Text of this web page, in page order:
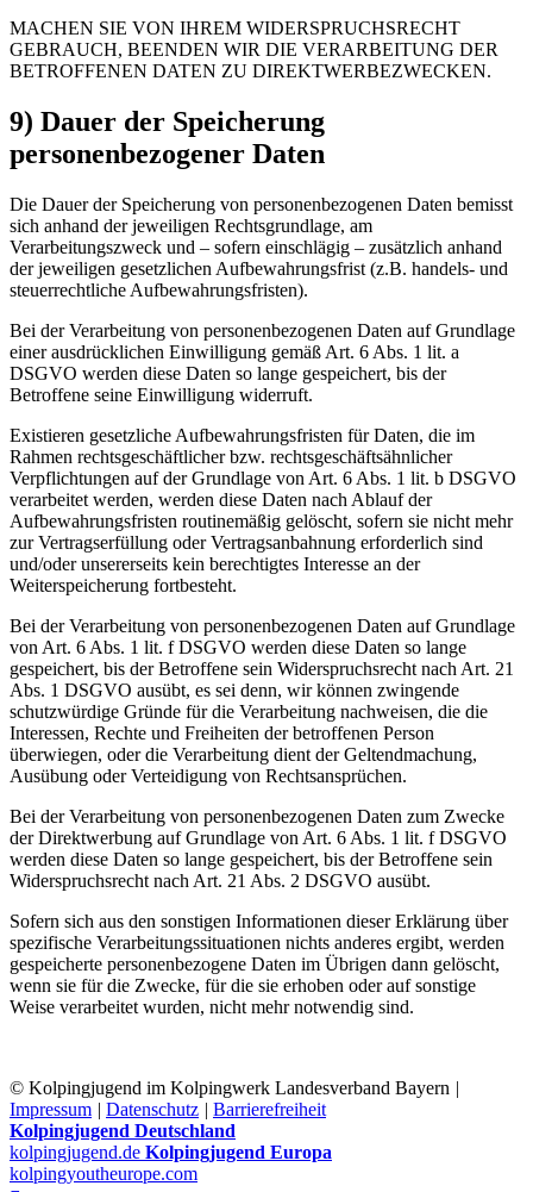
MACHEN SIE VON IHREM WIDERSPRUCHSRECHT
GEBRAUCH, BEENDEN WIR DIE VERARBEITUNG DER
BETROFFENEN DATEN ZU DIREKTWERBEZWECKEN.
9) Dauer der Speicherung
personenbezogener Daten
Die Dauer der Speicherung von personenbezogenen Daten bemisst
sich anhand der jeweiligen Rechtsgrundlage, am
Verarbeitungszweck und – sofern einschlägig – zusätzlich anhand
der jeweiligen gesetzlichen Aufbewahrungsfrist (z.B. handels- und
steuerrechtliche Aufbewahrungsfristen).
Bei der Verarbeitung von personenbezogenen Daten auf Grundlage
einer ausdrücklichen Einwilligung gemäß Art. 6 Abs. 1 lit. a
DSGVO werden diese Daten so lange gespeichert, bis der
Betroffene seine Einwilligung widerruft.
Existieren gesetzliche Aufbewahrungsfristen für Daten, die im
Rahmen rechtsgeschäftlicher bzw. rechtsgeschäftsähnlicher
Verpflichtungen auf der Grundlage von Art. 6 Abs. 1 lit. b DSGVO
verarbeitet werden, werden diese Daten nach Ablauf der
Aufbewahrungsfristen routinemäßig gelöscht, sofern sie nicht mehr
zur Vertragserfüllung oder Vertragsanbahnung erforderlich sind
und/oder unsererseits kein berechtigtes Interesse an der
Weiterspeicherung fortbesteht.
Bei der Verarbeitung von personenbezogenen Daten auf Grundlage
von Art. 6 Abs. 1 lit. f DSGVO werden diese Daten so lange
gespeichert, bis der Betroffene sein Widerspruchsrecht nach Art. 21
Abs. 1 DSGVO ausübt, es sei denn, wir können zwingende
schutzwürdige Gründe für die Verarbeitung nachweisen, die die
Interessen, Rechte und Freiheiten der betroffenen Person
überwiegen, oder die Verarbeitung dient der Geltendmachung,
Ausübung oder Verteidigung von Rechtsansprüchen.
Bei der Verarbeitung von personenbezogenen Daten zum Zwecke
der Direktwerbung auf Grundlage von Art. 6 Abs. 1 lit. f DSGVO
werden diese Daten so lange gespeichert, bis der Betroffene sein
Widerspruchsrecht nach Art. 21 Abs. 2 DSGVO ausübt.
Sofern sich aus den sonstigen Informationen dieser Erklärung über
spezifische Verarbeitungssituationen nichts anderes ergibt, werden
gespeicherte personenbezogene Daten im Übrigen dann gelöscht,
wenn sie für die Zwecke, für die sie erhoben oder auf sonstige
Weise verarbeitet wurden, nicht mehr notwendig sind.
© Kolpingjugend im Kolpingwerk Landesverband Bayern |
Impressum | Datenschutz | Barrierefreiheit
Kolpingjugend Deutschland
kolpingjugend.de Kolpingjugend Europa
kolpingyoutheurope.com